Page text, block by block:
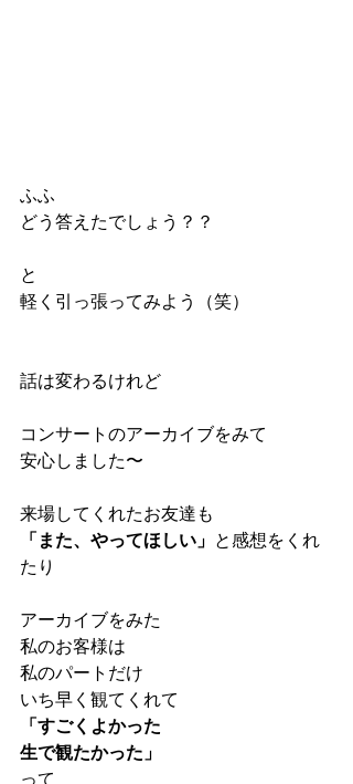
ふふ
どう答えたでしょう？？
と
軽く引っ張ってみよう（笑）
話は変わるけれど
コンサートのアーカイブをみて
安心しました〜
来場してくれたお友達も
「また、やってほしい」 と感想をくれ
たり
アーカイブをみた
私のお客様は
私のパートだけ
いち早く観てくれて
「すごくよかった
生で観たかった」
って